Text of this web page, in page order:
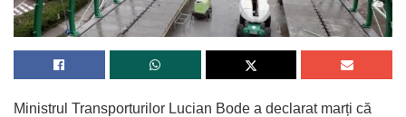
Ministrul Transporturilor Lucian Bode a declarat marți că